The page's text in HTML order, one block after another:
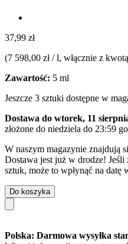
37,99 zł
(7 598,00 zł / l, włącznie z
Zawartość: 5 ml
Jeszcze 3 sztuki dostępne w
Dostawa do wtorek, 11
złożone do niedziela do 23:59
W naszym magazynie znajdują
Dostawa jest już w drodze! Jeśli
sztuk, może to wpłynąć na datę
Do koszyka
Polska: Darmowa wysyłka